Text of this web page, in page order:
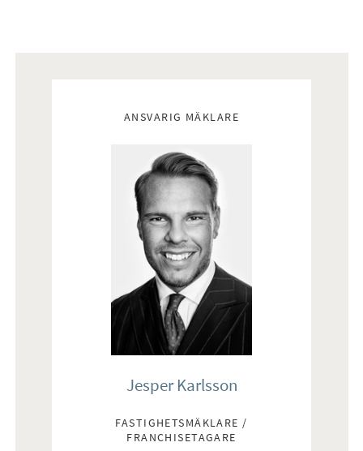
ANSVARIG MÄKLARE
Jesper Karlsson
FASTIGHETSMÄKLARE /
FRANCHISETAGARE